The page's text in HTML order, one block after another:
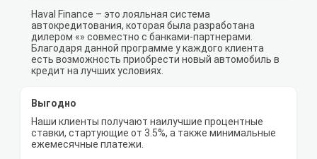
Haval Finance – это лояльная система
автокредитования, которая была разработана
дилером «» совместно с банками-партнерами.
Благодаря данной программе у каждого клиента
есть возможность приобрести новый автомобиль в
кредит на лучших условиях.
Выгодно
Наши клиенты получают наилучшие процентные
ставки, стартующие от 3.5%, а также минимальные
ежемесячные платежи.